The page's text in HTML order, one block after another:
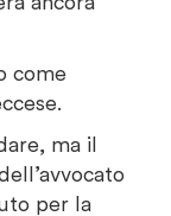
come
ma il
per la